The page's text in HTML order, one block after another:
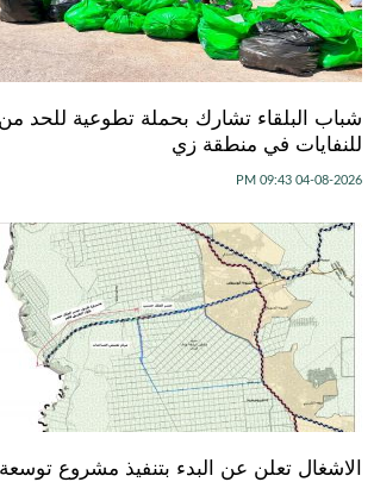
شباب البلقاء تشارك بحملة تطوعية للحد من
للنفايات في منطقة زي
04-08-2026 09:43 PM
الاشغال تعلن عن البدء بتنفيذ مشروع